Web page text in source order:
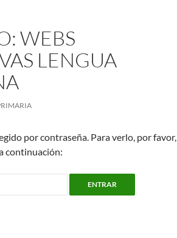
WEBS
LENGUA
por contraseña. Para verlo, por favor,
continuación: